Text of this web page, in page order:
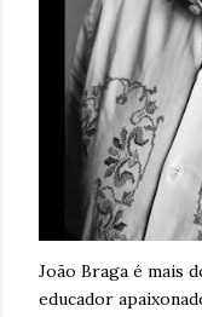
João Braga é mais
educador